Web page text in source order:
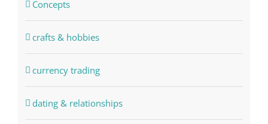
Concepts
crafts & hobbies
currency trading
dating & relationships